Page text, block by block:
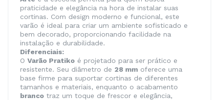
praticidade e elegância na hora de instalar suas
cortinas. Com design moderno e funcional, este
varão é ideal para criar um ambiente sofisticado e
bem decorado, proporcionando facilidade na
instalação e durabilidade.
Diferenciais:
O Varão Pratiko é projetado para ser prático e
resistente. Seu diâmetro de 28 mm oferece uma
base firme para suportar cortinas de diferentes
tamanhos e materiais, enquanto o acabamento
branco traz um toque de frescor e elegância,